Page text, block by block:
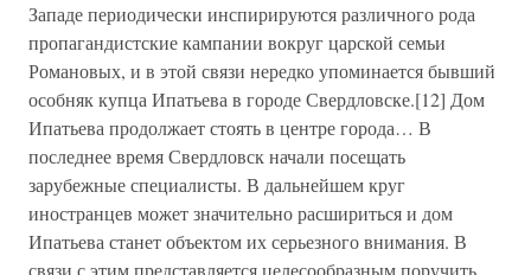
Западе периодически инспирируются различного рода
пропагандистские кампании вокруг царской семьи
Романовых, и в этой связи нередко упоминается бывший
особняк купца Ипатьева в городе Свердловске.[12] Дом
Ипатьева продолжает стоять в центре города… В
последнее время Свердловск начали посещать
зарубежные специалисты. В дальнейшем круг
иностранцев может значительно расшириться и дом
Ипатьева станет объектом их серьезного внимания. В
связи с этим представляется целесообразным поручить